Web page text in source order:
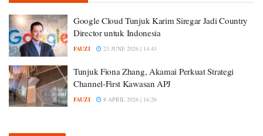
Google Cloud Tunjuk Karim Siregar Jadi Country
Director untuk Indonesia
FAUZI 23 JUNE 2026 | 14:43
Tunjuk Fiona Zhang, Akamai Perkuat Strategi
Channel-First Kawasan APJ
FAUZI 8 APRIL 2026 | 16:26